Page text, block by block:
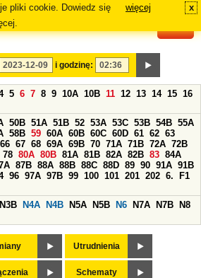
pliki cookie. Dowiedz się
więcej x
i godzinę:
5 6 7 8 9 10A 10B 11 12 13 14 15 16
50B 51A 51B 52 53A 53C 53B 54B 55A
58B 59 60A 60B 60C 60D 61 62 63
66 67 68 69A 69B 70 71A 71B 72A 72B
78 80A 80B 81A 81B 82A 82B 83 84A
87B 88A 88B 88C 88D 89 90 91A 91B
96 97A 97B 99 100 101 201 202 6.
F1
N3B N4A N4B N5A N5B N6 N7A N7B
N8
Utrudnienia
Schematy